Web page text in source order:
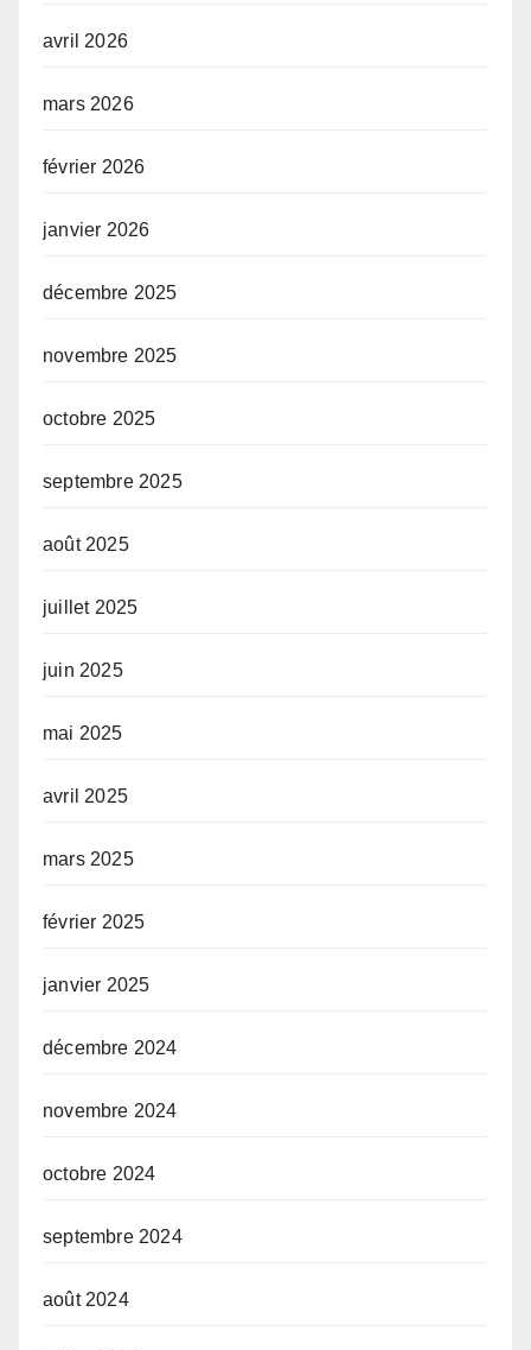
avril 2026
mars 2026
février 2026
janvier 2026
décembre 2025
novembre 2025
octobre 2025
septembre 2025
août 2025
juillet 2025
juin 2025
mai 2025
avril 2025
mars 2025
février 2025
janvier 2025
décembre 2024
novembre 2024
octobre 2024
septembre 2024
août 2024